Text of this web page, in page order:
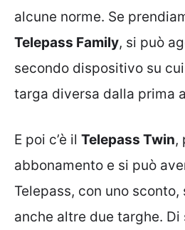
alcune norme. Se
Telepass Family, si può
secondo dispositivo su
targa diversa dalla prima
E poi c’è il Telepass Twin,
abbonamento e si può
Telepass, con uno
anche altre due targhe.